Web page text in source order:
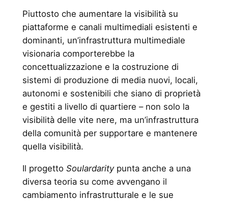
Piuttosto che aumentare la visibilità su
piattaforme e canali multimediali esistenti e
dominanti, un’infrastruttura multimediale
visionaria comporterebbe la
concettualizzazione e la costruzione di
sistemi di produzione di media nuovi, locali,
autonomi e sostenibili che siano di proprietà
e gestiti a livello di quartiere – non solo la
visibilità delle vite nere, ma un’infrastruttura
della comunità per supportare e mantenere
quella visibilità.
Il progetto Soulardaritypunta anche a una
diversa teoria su come avvengano il
cambiamento infrastrutturale e le sue